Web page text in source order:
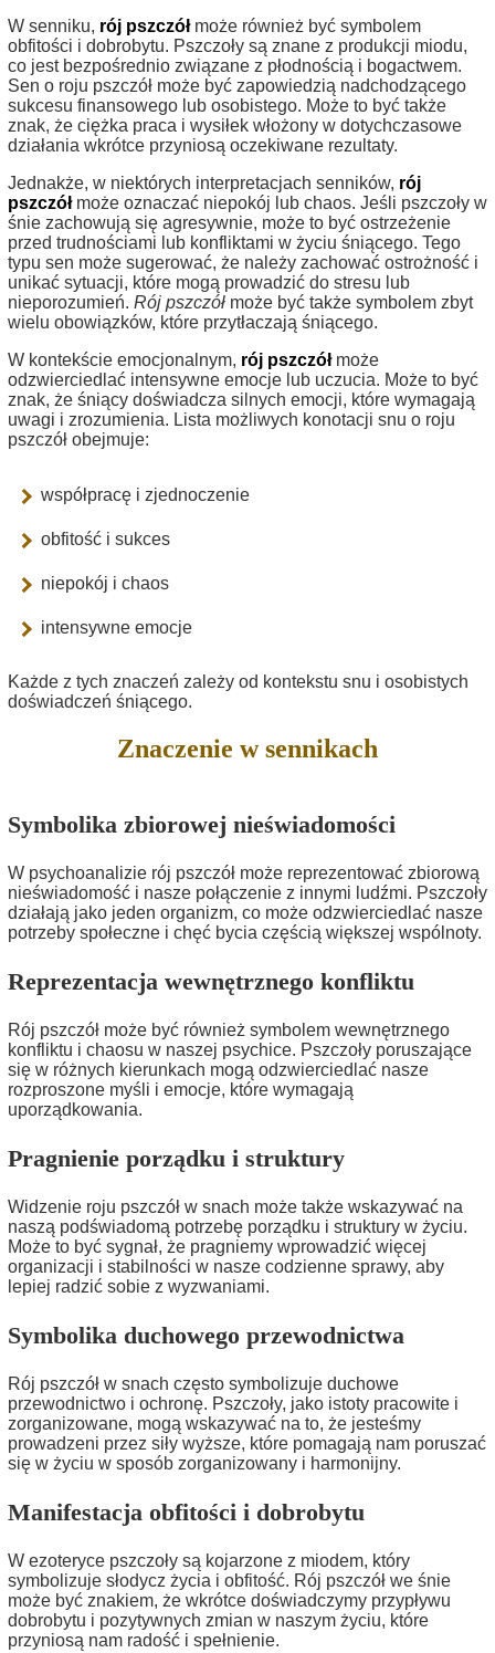
W senniku, rój pszczółmoże również być symbolem
obfitości i dobrobytu. Pszczoły są znane z produkcji miodu,
co jest bezpośrednio związane z płodnością i bogactwem.
Sen o roju pszczół może być zapowiedzią nadchodzącego
sukcesu finansowego lub osobistego. Może to być także
znak, że ciężka praca i wysiłek włożony w dotychczasowe
działania wkrótce przyniosą oczekiwane rezultaty.
Jednakże, w niektórych interpretacjach senników, rój
pszczółmoże oznaczać niepokój lub chaos. Jeśli pszczoły w
śnie zachowują się agresywnie, może to być ostrzeżenie
przed trudnościami lub konfliktami w życiu śniącego. Tego
typu sen może sugerować, że należy zachować ostrożność i
unikać sytuacji, które mogą prowadzić do stresu lub
nieporozumień. Rój pszczół może być także symbolem zbyt
wielu obowiązków, które przytłaczają śniącego.
W kontekście emocjonalnym, rój pszczółmoże
odzwierciedlać intensywne emocje lub uczucia. Może to być
znak, że śniący doświadcza silnych emocji, które wymagają
uwagi i zrozumienia. Lista możliwych konotacji snu o roju
pszczół obejmuje:
współpracę i zjednoczenie
obfitość i sukces
niepokój i chaos
intensywne emocje
Każde z tych znaczeń zależy od kontekstu snu i osobistych
doświadczeń śniącego.
Znaczenie w sennikach
Symbolika zbiorowej nieświadomości
W psychoanalizie rój pszczół może reprezentować zbiorową
nieświadomość i nasze połączenie z innymi ludźmi. Pszczoły
działają jako jeden organizm, co może odzwierciedlać nasze
potrzeby społeczne i chęć bycia częścią większej wspólnoty.
Reprezentacja wewnętrznego konfliktu
Rój pszczół może być również symbolem wewnętrznego
konfliktu i chaosu w naszej psychice. Pszczoły poruszające
się w różnych kierunkach mogą odzwierciedlać nasze
rozproszone myśli i emocje, które wymagają
uporządkowania.
Pragnienie porządku i struktury
Widzenie roju pszczół w snach może także wskazywać na
naszą podświadomą potrzebę porządku i struktury w życiu.
Może to być sygnał, że pragniemy wprowadzić więcej
organizacji i stabilności w nasze codzienne sprawy, aby
lepiej radzić sobie z wyzwaniami.
Symbolika duchowego przewodnictwa
Rój pszczół w snach często symbolizuje duchowe
przewodnictwo i ochronę. Pszczoły, jako istoty pracowite i
zorganizowane, mogą wskazywać na to, że jesteśmy
prowadzeni przez siły wyższe, które pomagają nam poruszać
się w życiu w sposób zorganizowany i harmonijny.
Manifestacja obfitości i dobrobytu
W ezoteryce pszczoły są kojarzone z miodem, który
symbolizuje słodycz życia i obfitość. Rój pszczół we śnie
może być znakiem, że wkrótce doświadczymy przypływu
dobrobytu i pozytywnych zmian w naszym życiu, które
przyniosą nam radość i spełnienie.